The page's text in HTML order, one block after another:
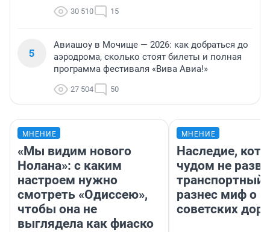
30 510 15
5
Авиашоу в Мочище — 2026: как добраться до
аэродрома, сколько стоят билеты и полная
программа фестиваля «Вива Авиа!»
27 504 50
МНЕНИЕ
«Мы видим нового
Нолана»: с каким
настроем нужно
смотреть «Одиссею»,
чтобы она не
выглядела как фиаско
МНЕНИЕ
Наследие,
чудом не
транспортный
разнес миф о
советских